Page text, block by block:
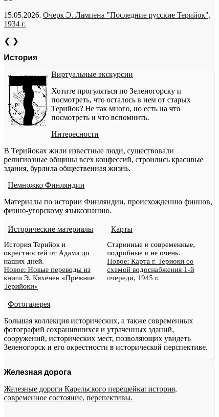
15.05.2026. Очерк Э. Лампена "Последние русские Терийок",
1934 г.
❮ ❯
История
Виртуальные экскурсии
Хотите прогуляться по Зеленогорску и
посмотреть, что осталось в нем от старых
Терийок? Не так много, но есть на что
посмотреть и что вспомнить.
Интересности
В Терийоках жили известные люди, существовали
религиозные общины всех конфессий, строились красивые
здания, бурлила общественная жизнь.
Немножко Финляндии
Материалы по истории Финляндии, происхождению финнов,
финно-угорскому языкознанию.
Исторические материалы
История Терийок и
окрестностей от Адама до
наших дней.
Новое: Новые переводы из
книги Э. Кяхёнен «Прежние
Терийоки»
Карты
Старинные и современные,
подробные и не очень.
Новое: Карта г. Териоки со
схемой водоснабжения 1-й
очереди, 1945 г.
Фотогалерея
Большая коллекция исторических, а также современных
фотографий сохранившихся и утраченных зданий,
сооружений, исторических мест, позволяющих увидеть
Зеленогорск и его окрестности в исторической перспективе.
Железная дорога
Железные дороги Карельского перешейка: история,
современное состояние, перспективы.